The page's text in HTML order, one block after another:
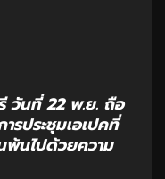
วันที่ 22 พ.ย. ถือ
รประชุมเอเปคที่
พ้นไปด้วยความ